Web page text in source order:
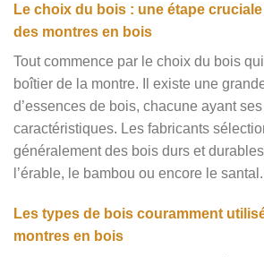
Le choix du bois : une étape
des montres en bois
Tout commence par le choix du bois
boîtier de la montre. Il existe une
d’essences de bois, chacune ayant
caractéristiques. Les fabricants
généralement des bois durs et
l’érable, le bambou ou encore le santal.
Les types de bois couramment
montres en bois